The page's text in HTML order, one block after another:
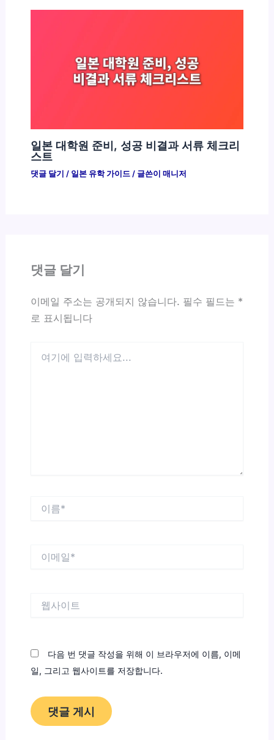
일본 대학원 준비, 성공 비결과 서류 체크리
스트
댓글 달기 / 일본 유학 가이드/ 글쓴이 매니저
댓글 달기
이메일 주소는 공개되지 않습니다. 필수 필드는 *
로 표시됩니다
다음 번 댓글 작성을 위해 이 브라우저에 이름, 이메
일, 그리고 웹사이트를 저장합니다.